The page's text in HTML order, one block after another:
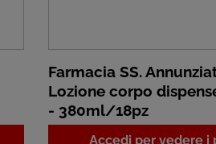
Farmacia SS.
Lozione corpo
- 380ml/18pz
Accedi per vedere i